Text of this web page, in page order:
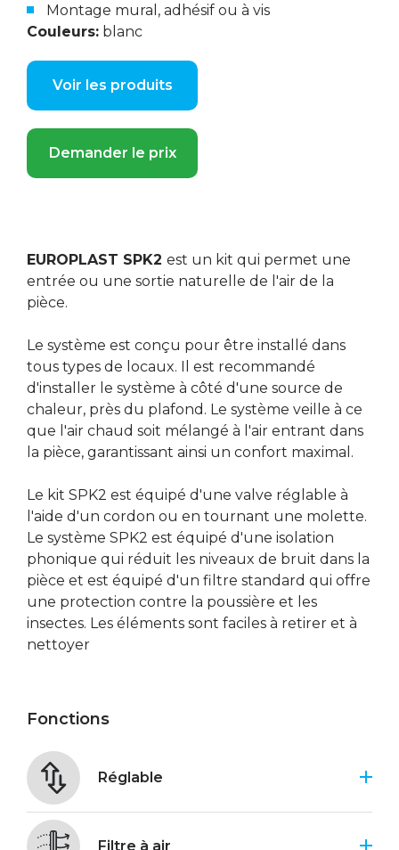
Montage mural, adhésif ou à vis
Couleurs: blanc
Voir les produits
Demander le prix
EUROPLAST SPK2 est un kit qui permet une
entrée ou une sortie naturelle de l'air de la
pièce.
Le système est conçu pour être installé dans
tous types de locaux. Il est recommandé
d'installer le système à côté d'une source de
chaleur, près du plafond. Le système veille à ce
que l'air chaud soit mélangé à l'air entrant dans
la pièce, garantissant ainsi un confort maximal.
Le kit SPK2 est équipé d'une valve réglable à
l'aide d'un cordon ou en tournant une molette.
Le système SPK2 est équipé d'une isolation
phonique qui réduit les niveaux de bruit dans la
pièce et est équipé d'un filtre standard qui offre
une protection contre la poussière et les
insectes. Les éléments sont faciles à retirer et à
nettoyer
Fonctions
Réglable
Filtre à air